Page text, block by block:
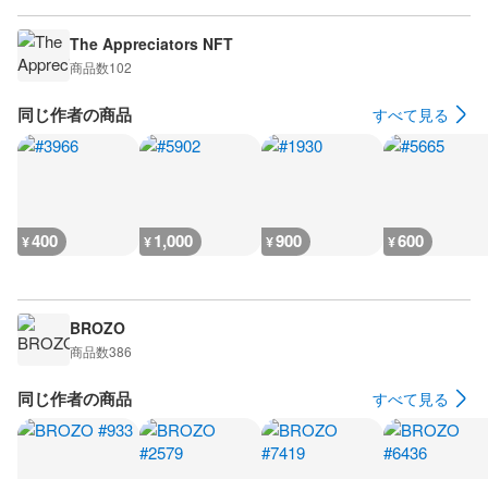
The Appreciators NFT
商品数102
同じ作者の商品 すべて見る
¥400 ¥1,000 ¥900 ¥600
BROZO
商品数386
同じ作者の商品 すべて見る